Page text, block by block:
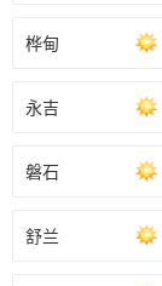
桦甸
永吉
磐石
舒兰